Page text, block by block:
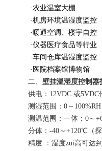
·农业温室大棚
·机房环境温湿度监控
·暖通空调、楼宇自控
·仪器医疗食品等行业
·车间仓库温湿度监控
·医院档案馆博物馆
二、 壁挂温湿度控制器
供电：12VDC 或
测湿范围：0～100%RH
测温范围：一体：0～
分体：-40～+120℃（
精度 ：湿度zui高可